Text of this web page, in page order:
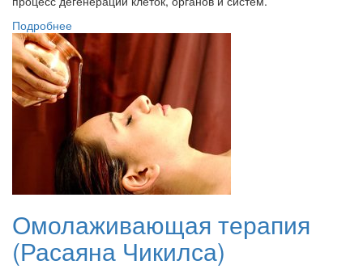
Подробнее
Омолаживающая терапия
(Расаяна Чикилса)